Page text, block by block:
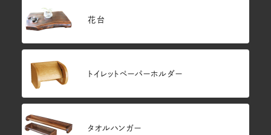
花台
トイレットペーパーホルダー
タオルハンガー